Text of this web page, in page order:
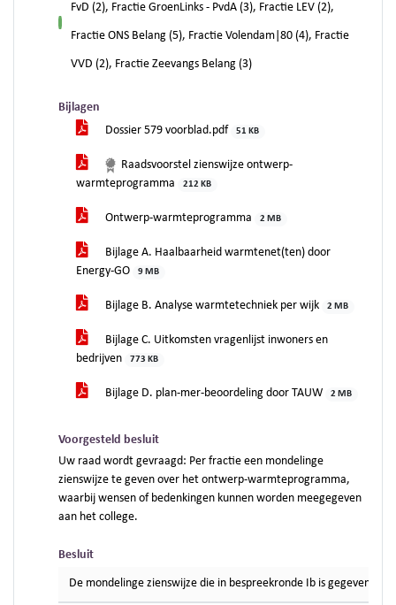
voor
FvD (2), Fractie GroenLinks - PvdA (3), Fractie LEV (2),
Fractie ONS Belang (5), Fractie Volendam|80 (4), Fractie
VVD (2), Fractie Zeevangs Belang (3)
Bijlagen
Dossier 579 voorblad.pdf
51 KB
Raadsvoorstel zienswijze ontwerp-
warmteprogramma
212 KB
Ontwerp-warmteprogramma 2 MB
Bijlage A. Haalbaarheid warmtenet(ten) door
Energy-GO
9 MB
Bijlage B. Analyse warmtetechniek per wijk 2 MB
Bijlage C. Uitkomsten vragenlijst inwoners en
bedrijven
773 KB
Bijlage D. plan-mer-beoordeling door TAUW 2 MB
Voorgesteld besluit
Uw raad wordt gevraagd: Per fractie een mondelinge
zienswijze te geven over het ontwerp-warmteprogramma,
waarbij wensen of bedenkingen kunnen worden meegegeven
aan het college.
Besluit
De mondelinge zienswijze die in bespreekronde Ib is gegeven